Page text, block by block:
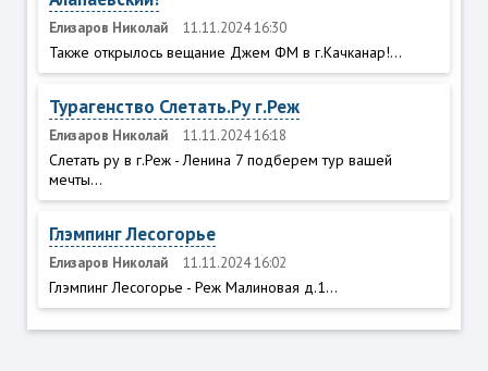
Елизаров Николай 11.11.2024 16:30
Также открылось вещание Джем ФМ в г.Качканар!...
Турагенство Слетать.Ру г.Реж
Елизаров Николай 11.11.2024 16:18
Слетать ру в г.Реж - Ленина 7 подберем тур вашей
мечты...
Глэмпинг Лесогорье
Елизаров Николай 11.11.2024 16:02
Глэмпинг Лесогорье - Реж Малиновая д.1...